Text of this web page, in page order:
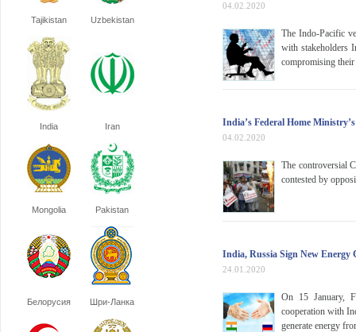
Tajikistan Uzbekistan
India Iran
Mongolia Pakistan
Белорусия Шри-Ланка
04.02.2020
The Indo-Pacific
with stakeholders
compromising their
India’s Federal Home
04.02.2020
The controversial
contested by
India, Russia Sign New Energy
24.01.2020
On 15 January,
cooperation with
generate energy